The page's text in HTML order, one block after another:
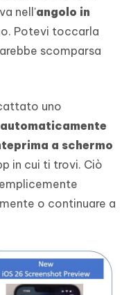
nell'angolo in
Potevi toccarla
scomparsa
uno
a schermo
in cui ti trovi. Ciò
o continuare a